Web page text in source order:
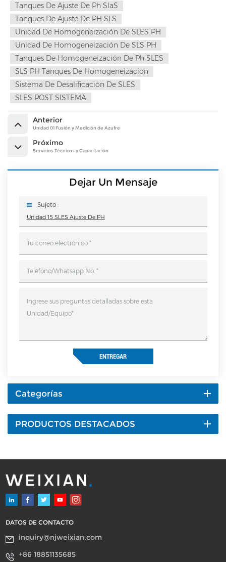
Tanques De Ajuste De Ph SlaS
Tanques De Ajuste De PH SLS
Unidad De Homogeneización De SLES PH
Unidad De Homogeneización De SLS PH
Tanques De Homogeneización De Ph SLES
SLS PH Tanques De Homogeneización
Sistema De Desalificación De SLES
SLES POST SISTEMA
Anterior
Unidad 01 Fusión y Medición de Azufre
Próximo
Servicios Técnicos y Capacitación
Dejar Un Mensaje
Sujeto :
Unidad 15 SLES Ajuste De PH
ENTREGAR
Categorías
PRODUCTOS DESTACADOS
DATOS DE CONTACTO
inquiry@njweixian.com
+86 18851135685